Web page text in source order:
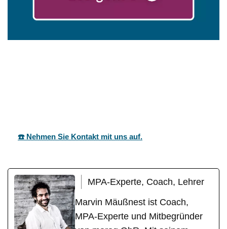
☎️ Nehmen Sie Kontakt mit uns auf.
MPA-Experte, Coach, Lehrer
Marvin Mäußnest ist Coach,
MPA-Experte und Mitbegründer